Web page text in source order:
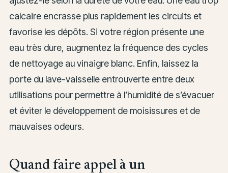
calcaire encrasse plus rapidement les circuits et
favorise les dépôts. Si votre région présente une
eau très dure, augmentez la fréquence des cycles
de nettoyage au vinaigre blanc. Enfin, laissez la
porte du lave-vaisselle entrouverte entre deux
utilisations pour permettre à l’humidité de s’évacuer
et éviter le développement de moisissures et de
mauvaises odeurs.
Quand faire appel à un